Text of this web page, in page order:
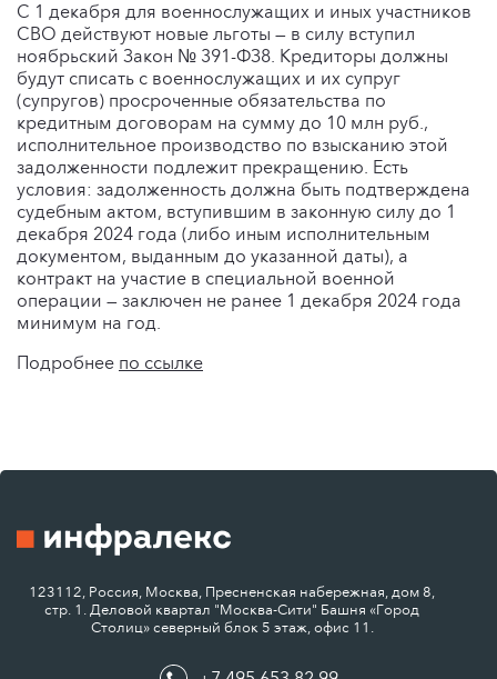
С 1 декабря для военнослужащих и иных участников
СВО действуют новые льготы — в силу вступил
ноябрьский Закон № 391-ФЗ8. Кредиторы должны
будут списать с военнослужащих и их супруг
(супругов) просроченные обязательства по
кредитным договорам на сумму до 10 млн руб.,
исполнительное производство по взысканию этой
задолженности подлежит прекращению. Есть
условия: задолженность должна быть подтверждена
судебным актом, вступившим в законную силу до 1
декабря 2024 года (либо иным исполнительным
документом, выданным до указанной даты), а
контракт на участие в специальной военной
операции — заключен не ранее 1 декабря 2024 года
минимум на год.
Подробнее по ссылке
123112, Россия, Москва, Пресненская набережная, дом 8,
стр. 1. Деловой квартал "Москва-Сити" Башня «Город
Столиц» северный блок 5 этаж, офис 11.